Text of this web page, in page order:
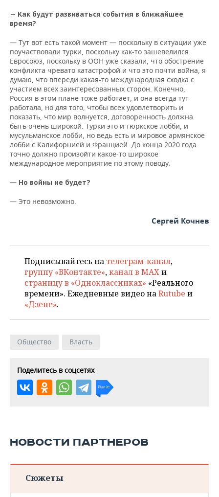
— Как будут развиваться события в ближайшее
время?
— Тут вот есть такой момент — поскольку в ситуации уже
поучаствовали турки, поскольку как-то зашевелился
Евросоюз, поскольку в ООН уже сказали, что обострение
конфликта чревато катастрофой и что это почти война, я
думаю, что впереди какая-то международная сходка с
участием всех заинтересованных сторон. Конечно,
Россия в этом плане тоже работает, и она всегда тут
работала, но для того, чтобы всех удовлетворить и
показать, что мир волнуется, договоренность должна
быть очень широкой. Турки это и тюркское лобби, и
мусульманское лобби, но ведь есть и мировое армянское
лобби с Калифорнией и Францией. До конца 2020 года
точно должно произойти какое-то широкое
международное мероприятие по этому поводу.
— Но войны не будет?
— Это невозможно.
Сергей Кочнев
Подписывайтесь на телеграм-канал,
группу «ВКонтакте»,канал в MAXи
страницу в «Одноклассниках» «Реального
времени». Ежедневные видео наRutube и
«Дзене».
Общество Власть
Поделитесь в соцсетях
НОВОСТИ ПАРТНЕРОВ
Сюжеты